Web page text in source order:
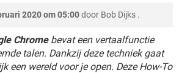
SNAPCHAT
SNAPCHAT
GAMES
WINDOWS 10
CORONAVIRUS
GAMES
WINDOWS 10
2020 om 05:00door Bob Dijks .
Chromebevat een vertaalfunctie
talen. Dankzij deze techniek gaat
een wereld voor je open. Deze How-To